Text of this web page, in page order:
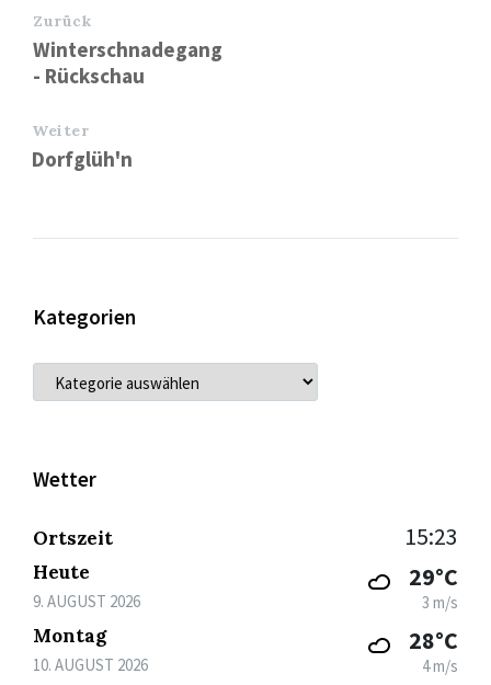
Zurück
Winterschnadegang
- Rückschau
Weiter
Dorfglüh'n
Kategorien
KATEGORIEN
Wetter
Ortszeit 15:23
Heute
9. AUGUST 2026
29°C
3 m/s
Montag
10. AUGUST 2026
28°C
4 m/s